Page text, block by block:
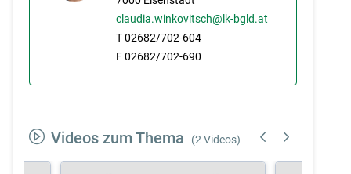
claudia.winkovitsch@lk-bgld.at
T 02682/702-604
F 02682/702-690
Videos zum Thema (2 Videos)